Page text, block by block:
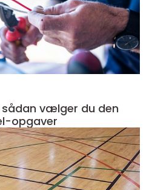
sådan vælger du den
opgaver